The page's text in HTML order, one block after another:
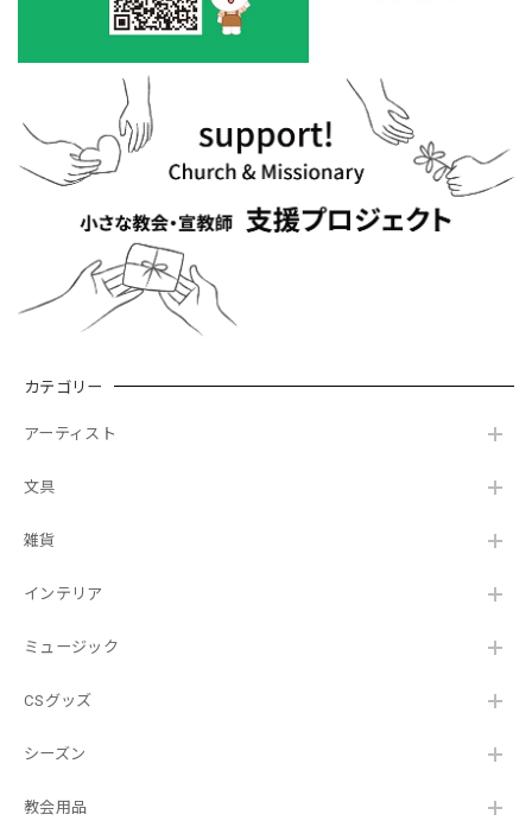
カテゴリー
アーティスト
文具
雑貨
インテリア
ミュージック
CSグッズ
シーズン
教会用品